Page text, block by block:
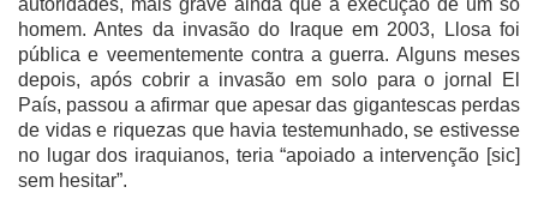
homem. Antes da invasão do Iraque em 2003, Llosa foi
pública e veementemente contra a guerra. Alguns meses
depois, após cobrir a invasão em solo para o jornal El
País, passou a afirmar que apesar das gigantescas perdas
de vidas e riquezas que havia testemunhado, se estivesse
no lugar dos iraquianos, teria “apoiado a intervenção [sic]
sem hesitar”.